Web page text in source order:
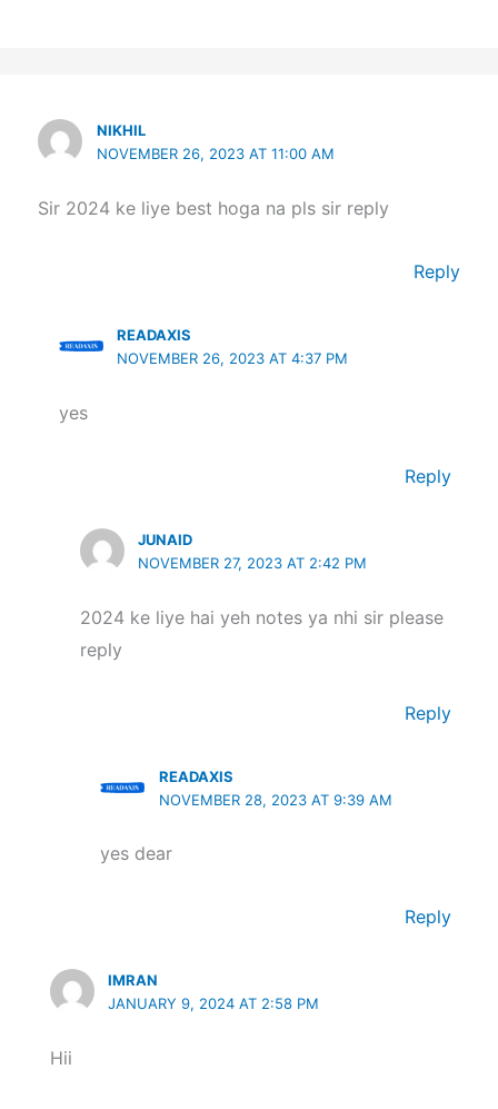
NIKHIL
NOVEMBER 26, 2023 AT 11:00 AM
Sir 2024 ke liye best hoga na pls sir reply
Reply
READAXIS
NOVEMBER 26, 2023 AT 4:37 PM
yes
Reply
JUNAID
NOVEMBER 27, 2023 AT 2:42 PM
2024 ke liye hai yeh notes ya nhi sir please
reply
Reply
READAXIS
NOVEMBER 28, 2023 AT 9:39 AM
yes dear
Reply
IMRAN
JANUARY 9, 2024 AT 2:58 PM
Hii